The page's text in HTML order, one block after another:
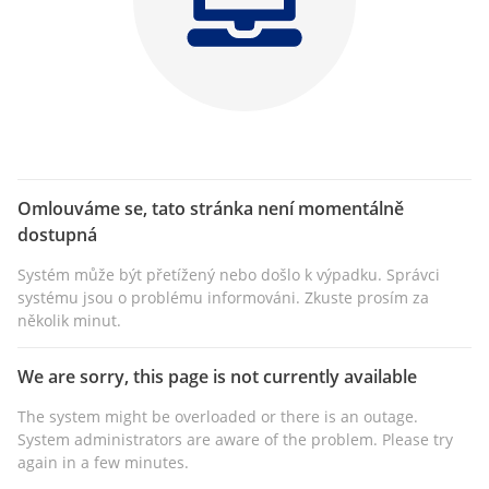
Omlouváme se, tato stránka není momentálně
dostupná
Systém může být přetížený nebo došlo k výpadku. Správci
systému jsou o problému informováni. Zkuste prosím za
několik minut.
We are sorry, this page is not currently available
The system might be overloaded or there is an outage.
System administrators are aware of the problem. Please try
again in a few minutes.